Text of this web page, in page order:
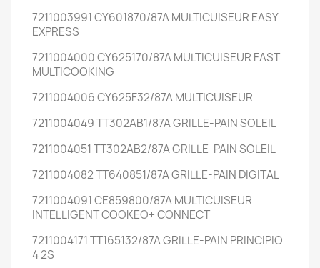
7211003991 CY601870/87A MULTICUISEUR EASY
EXPRESS
7211004000 CY625170/87A MULTICUISEUR FAST
MULTICOOKING
7211004006 CY625F32/87A MULTICUISEUR
7211004049 TT302AB1/87A GRILLE-PAIN SOLEIL
7211004051 TT302AB2/87A GRILLE-PAIN SOLEIL
7211004082 TT640851/87A GRILLE-PAIN DIGITAL
7211004091 CE859800/87A MULTICUISEUR
INTELLIGENT COOKEO+ CONNECT
7211004171 TT165132/87A GRILLE-PAIN PRINCIPIO
4 2S